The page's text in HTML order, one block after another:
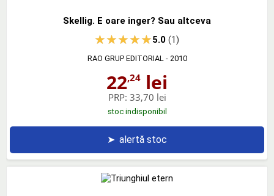
Skellig. E oare inger? Sau altceva
5.0(1)
RAO GRUP EDITORIAL - 2010
22,24 lei
PRP: 33,70 lei
stoc indisponibil
➤ alertă stoc